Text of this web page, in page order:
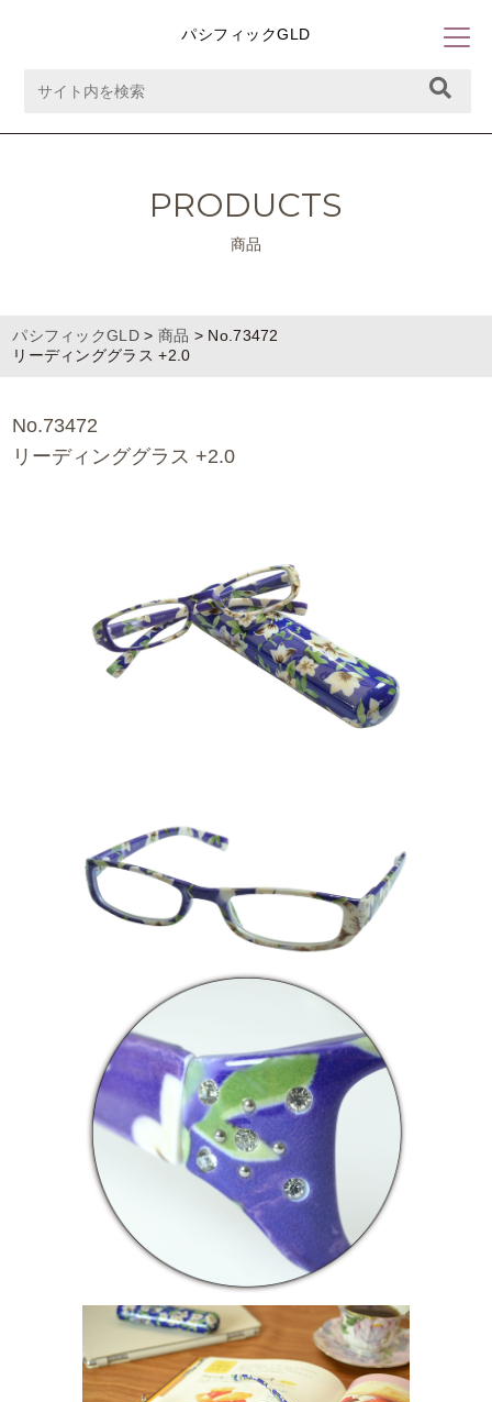
パシフィックGLD
PRODUCTS
商品
パシフィックGLD> 商品 > No.73472
リーディンググラス +2.0
No.73472
リーディンググラス +2.0